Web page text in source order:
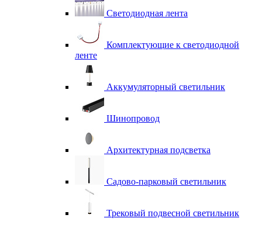
Светодиодная лента
Комплектующие к светодиодной
ленте
Аккумуляторный светильник
Шинопровод
Архитектурная подсветка
Садово-парковый светильник
Трековый подвесной светильник